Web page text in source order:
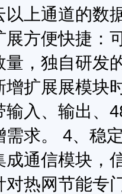
上通道的数
方便快捷：
量，独自研发
扩展展模块
输入、输出、
求。
4、稳
成通信模块，
热网节能专